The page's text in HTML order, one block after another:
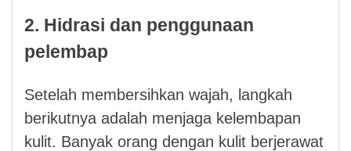
2. Hidrasi dan penggunaan
pelembap
Setelah membersihkan wajah, langkah
berikutnya adalah menjaga kelembapan
kulit. Banyak orang dengan kulit berjerawat